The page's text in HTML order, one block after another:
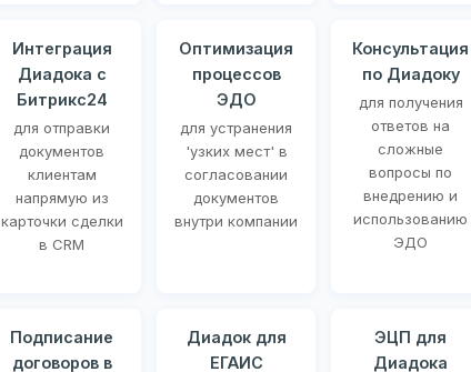
Интеграция
Диадока с
Битрикс24
для отправки
документов
клиентам
напрямую из
карточки сделки
в CRM
Оптимизация
процессов
ЭДО
для устранения
'узких мест' в
согласовании
документов
внутри компании
Консультация
по Диадоку
для получения
ответов на
сложные
вопросы по
внедрению и
использованию
ЭДО
Подписание
договоров в
Диадок для
ЕГАИС
ЭЦП для
Диадока